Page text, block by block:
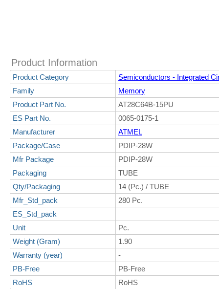
Product Information
Product Category
Semiconductors - Integrated
Family
Memory
Product Part No.
AT28C64B-15PU
ES Part No.
0065-0175-1
Manufacturer
ATMEL
Package/Case
PDIP-28W
Mfr Package
PDIP-28W
Packaging
TUBE
Qty/Packaging
14 (Pc.) / TUBE
Mfr_Std_pack
280 Pc.
ES_Std_pack
Unit
Pc.
Weight (Gram)
1.90
Warranty (year)
-
PB-Free
PB-Free
RoHS
RoHS